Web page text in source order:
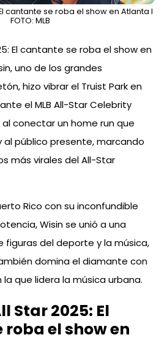
cantante se roba el show en Atlanta l
FOTO: MLB
El cantante se roba el show en
uno de los grandes
hizo vibrar el Truist Park en
el MLB All-Star Celebrity
conectar un home run que
al público presente, marcando
más virales del All-Star
Rico con su inconfundible
Wisin se unió a una
figuras del deporte y la música,
domina el diamante con
que lidera la música urbana.
Star 2025: El
el show en